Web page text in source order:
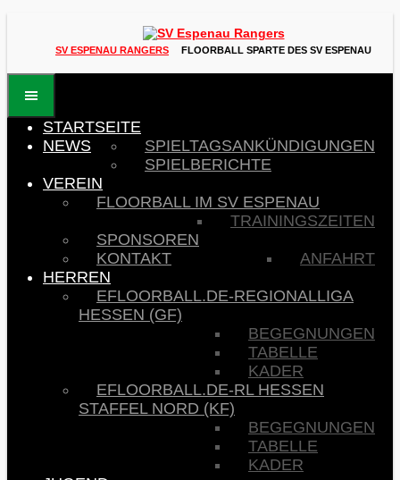
SV ESPENAU RANGERS FLOORBALL SPARTE DES SV ESPENAU
STARTSEITE
NEWS
SPIELTAGSANKÜNDIGUNGEN
SPIELBERICHTE
VEREIN
FLOORBALL IM SV ESPENAU
TRAININGSZEITEN
SPONSOREN
KONTAKT
ANFAHRT
HERREN
EFLOORBALL.DE-REGIONALLIGA
HESSEN (GF)
BEGEGNUNGEN
TABELLE
KADER
EFLOORBALL.DE-RL HESSEN
STAFFEL NORD (KF)
BEGEGNUNGEN
TABELLE
KADER